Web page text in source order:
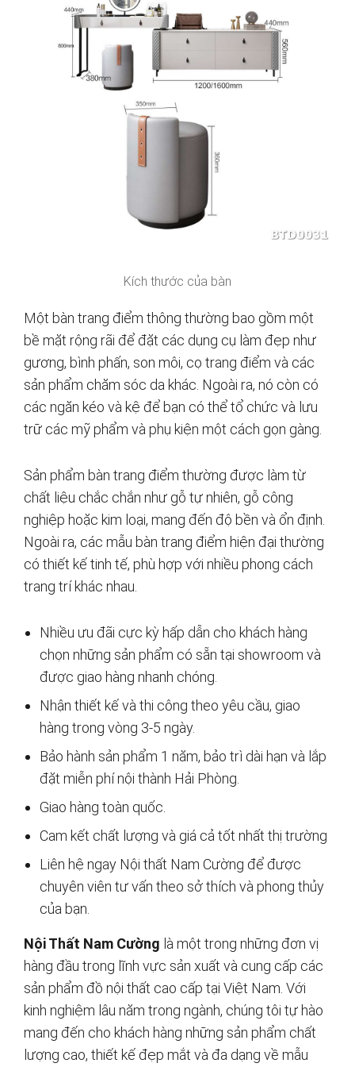
Kích thước của bàn
Một bàn trang điểm thông thường bao gồm một
bề mặt rộng rãi để đặt các dụng cụ làm đẹp như
gương, bình phấn, son môi, cọ trang điểm và các
sản phẩm chăm sóc da khác. Ngoài ra, nó còn có
các ngăn kéo và kệ để bạn có thể tổ chức và lưu
trữ các mỹ phẩm và phụ kiện một cách gọn gàng.
Sản phẩm bàn trang điểm thường được làm từ
chất liệu chắc chắn như gỗ tự nhiên, gỗ công
nghiệp hoặc kim loại, mang đến độ bền và ổn định.
Ngoài ra, các mẫu bàn trang điểm hiện đại thường
có thiết kế tinh tế, phù hợp với nhiều phong cách
trang trí khác nhau.
Nhiều ưu đãi cực kỳ hấp dẫn cho khách hàng
chọn những sản phẩm có sẵn tại showroom và
được giao hàng nhanh chóng.
Nhận thiết kế và thi công theo yêu cầu, giao
hàng trong vòng 3-5 ngày.
Bảo hành sản phẩm 1 năm, bảo trì dài hạn và lắp
đặt miễn phí nội thành Hải Phòng.
Giao hàng toàn quốc.
Cam kết chất lượng và giá cả tốt nhất thị trường
Liên hệ ngay Nội thất Nam Cường để được
chuyên viên tư vấn theo sở thích và phong thủy
của bạn.
Nội Thất Nam Cường là một trong những đơn vị
hàng đầu trong lĩnh vực sản xuất và cung cấp các
sản phẩm đồ nội thất cao cấp tại Việt Nam. Với
kinh nghiệm lâu năm trong ngành, chúng tôi tự hào
mang đến cho khách hàng những sản phẩm chất
lượng cao, thiết kế đẹp mắt và đa dạng về mẫu